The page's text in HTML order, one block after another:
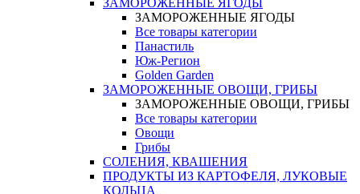
ЗАМОРОЖЕННЫЕ ЯГОДЫ
ЗАМОРОЖЕННЫЕ ЯГОДЫ
Все товары категории
Панастиль
Юж-Регион
Golden Garden
ЗАМОРОЖЕННЫЕ ОВОЩИ, ГРИБЫ
ЗАМОРОЖЕННЫЕ ОВОЩИ, ГРИБЫ
Все товары категории
Овощи
Грибы
СОЛЕНИЯ, КВАШЕНИЯ
ПРОДУКТЫ ИЗ КАРТОФЕЛЯ, ЛУКОВЫЕ
КОЛЬЦА